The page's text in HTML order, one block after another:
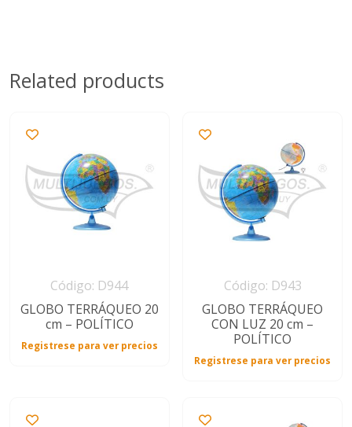
Related products
Código: D944
GLOBO TERRÁQUEO 20
cm – POLÍTICO
Registrese para ver precios
Código: D943
GLOBO TERRÁQUEO
CON LUZ 20 cm –
POLÍTICO
Registrese para ver precios